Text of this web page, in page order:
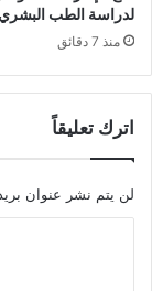
لدراسة الطب البشري
منذ 7 دقائق
اترك تعليقاً
لن يتم نشر عنوان